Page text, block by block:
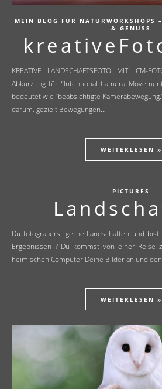
MEIN BLOG FÜR NATURWORKSHOPS
& GENUSS
KREATIVE LANDSCHAFTSFOTO MIT ICM-FOTOGRAFIE ICM ist eine
Abkürzung für “Intentional Camera
bedeutet wie “beabsichtigte
darum, gezielt Bewegungen…
WEITERLESEN »
PICTURES
Du fotografierst gerne Landschaften und bist nicht zufrieden mit Deinen
Ergebnissen ? Du kommst von einer Reise
heimischen Computer Deine Bilder an und
WEITERLESEN »